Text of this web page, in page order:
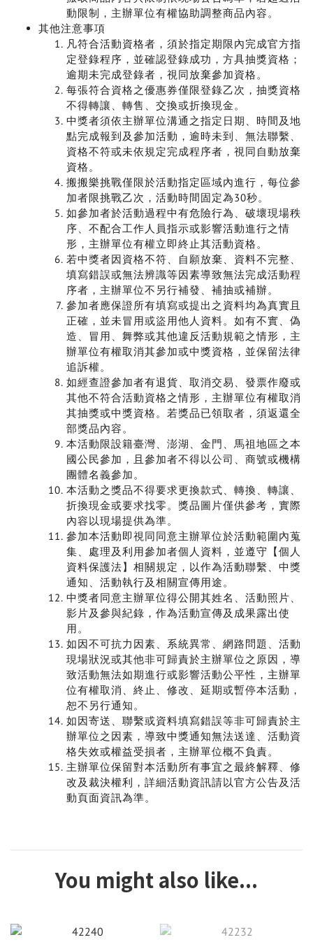
動限制，主辦單位有權協助調整商品內容。
其他注意事項
凡符合活動資格者，須於指定期限內完成官方指
定登錄程序，並確認登錄成功，方具抽獎資格；
逾期未完成登錄者，視同放棄參加資格。
每張符合資格之優惠券僅限登錄乙次，抽獎資格
不得轉讓、轉售、交換或折換現金。
中獎者須依主辦單位溝通之指定日期、時間及地
點完成報到及參加活動，逾時未到、無法聯繫、
資格不符或未依規定完成程序者，視同自動放棄
資格。
搬搬樂挑戰僅限於活動指定區域內進行，每位參
加者限挑戰乙次，活動時間固定為30秒。
如參加者於活動過程中有危險行為、破壞現場秩
序、不配合工作人員指示或影響活動進行之情
形，主辦單位有權立即終止其活動資格。
若中獎者因資格不符、自願放棄、資料不完整、
填寫錯誤或無法辨識等因素導致無法完成活動程
序者，主辦單位不另行補發、補抽或補辦。
參加者應保證所有填寫或提出之資料均為真實且
正確，並未冒用或盜用他人資料。如有不實、偽
造、冒用、舞弊或其他違反活動規範之情形，主
辦單位有權取消其參加或中獎資格，並保留法律
追訴權。
如經查證參加者有退貨、取消交易、發票作廢或
其他不符合活動資格之情形，主辦單位有權取消
其抽獎或中獎資格。若獎品已領取者，須返還全
部獎品內容。
本活動限設籍臺灣、澎湖、金門、馬祖地區之本
國公民參加，且參加者不得以公司、商號或機構
團體名義參加。
本活動之獎品不得要求更換款式、轉換、轉讓、
折換現金或要求找零。獎品圖片僅供參考，實際
內容以現場提供為準。
參加本活動即視同同意主辦單位於活動範圍內蒐
集、處理及利用參加者個人資料，並遵守【個人
資料保護法】相關規定，以作為活動聯繫、中獎
通知、活動執行及相關宣傳用途。
中獎者同意主辦單位得公開其姓名、活動照片、
影片及參與紀錄，作為活動宣傳及成果露出使
用。
如因不可抗力因素、系統異常、網路問題、活動
現場狀況或其他非可歸責於主辦單位之原因，導
致活動無法如期進行或影響活動公平性，主辦單
位有權取消、終止、修改、延期或暫停本活動，
恕不另行通知。
如因寄送、聯繫或資料填寫錯誤等非可歸責於主
辦單位之因素，導致中獎通知無法送達、活動資
格失效或權益受損者，主辦單位概不負責。
主辦單位保留對本活動所有事宜之最終解釋、修
改及裁決權利，詳細活動資訊請以官方公告及活
動頁面資訊為準。
You might also like...